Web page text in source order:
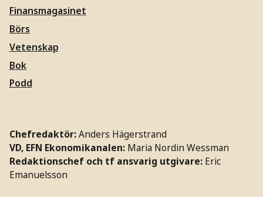
Finansmagasinet
Börs
Vetenskap
Bok
Podd
Chefredaktör:Anders Hägerstrand
VD, EFN Ekonomikanalen: Maria Nordin Wessman
Redaktionschef och tf ansvarig utgivare: Eric
Emanuelsson